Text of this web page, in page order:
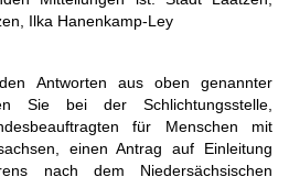
Ilka Hanenkamp-Ley
Antworten aus oben genannter
Sie bei der Schlichtungsstelle,
für Menschen mit
einen Antrag auf Einleitung
nach dem Niedersächsischen